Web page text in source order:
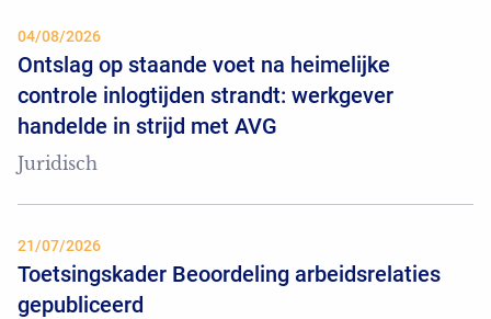
04/08/2026
Ontslag op staande voet na heimelijke
controle inlogtijden strandt: werkgever
handelde in strijd met AVG
Juridisch
21/07/2026
Toetsingskader Beoordeling arbeidsrelaties
gepubliceerd